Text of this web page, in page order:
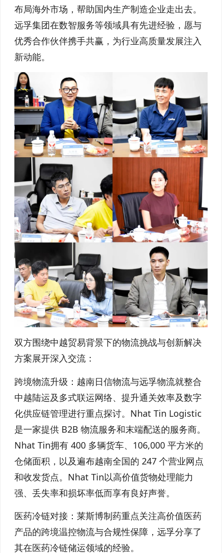
布局海外市场，帮助国内生产制造企业走出去。
远孚集团在数智服务等领域具有先进经验，愿与
优秀合作伙伴携手共赢，为行业高质量发展注入
新动能。
双方围绕中越贸易背景下的物流挑战与创新解决
方案展开深入交流：
跨境物流升级：越南日信物流与远孚物流就整合
中越陆运及多式联运网络、提升通关效率及数字
化供应链管理进行重点探讨。Nhat Tin Logistic
是一家提供 B2B 物流服务和末端配送的服务商。
Nhat Tin拥有 400 多辆货车、106,000 平方米的
仓储面积，以及遍布越南全国的 247 个营业网点
和收发货点。Nhat Tin以高价值货物处理能力
强、丢失率和损坏率低而享有良好声誉。
医药冷链对接：莱斯博制药重点关注高价值医药
产品的跨境温控物流与合规性保障，远孚分享了
其在医药冷链储运领域的经验。